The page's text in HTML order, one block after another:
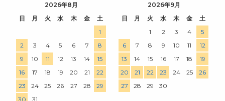
2026年8月
日
月 火 水 木 金
土
1
2
3 4 5 6 7
8
9
10 11 12 13 14
15
16
17 18 19 20 21
22
23
24 25 26 27 28
29
30
31
2026年9月
日
月 火 水 木 金
土
1
2 3 4
5
6
7 8 9 10 11
12
13
14 15 16 17 18
19
20
21 22 23 24 25
26
27
28 29 30